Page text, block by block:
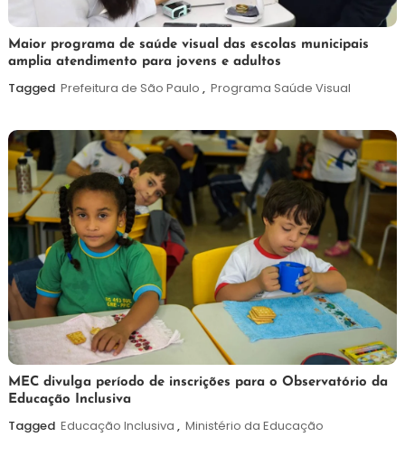
7
de
agosto
Maurilio
Maior programa de saúde visual das escolas municipais
amplia atendimento para jovens e adultos
Tagged Prefeitura de São Paulo , Programa Saúde Visual
7
de
agosto
Maurilio
MEC divulga período de inscrições para o Observatório da
Educação Inclusiva
Tagged Educação Inclusiva , Ministério da Educação